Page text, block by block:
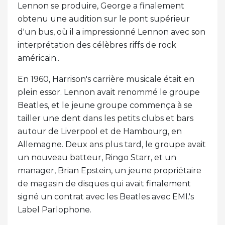
Lennon se produire, George a finalement
obtenu une audition sur le pont supérieur
d'un bus, où il a impressionné Lennon avec son
interprétation des célèbres riffs de rock
américain..
En 1960, Harrison's carrière musicale était en
plein essor. Lennon avait renommé le groupe
Beatles, et le jeune groupe commença à se
tailler une dent dans les petits clubs et bars
autour de Liverpool et de Hambourg, en
Allemagne. Deux ans plus tard, le groupe avait
un nouveau batteur, Ringo Starr, et un
manager, Brian Epstein, un jeune propriétaire
de magasin de disques qui avait finalement
signé un contrat avec les Beatles avec EMI.'s
Label Parlophone.